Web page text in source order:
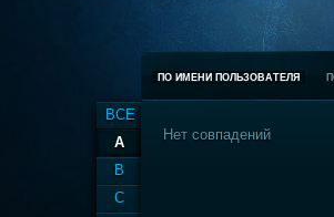
ВСЕ
A
B
C
ПО ИМЕНИ ПОЛЬЗОВАТЕЛЯ
Нет совпадений